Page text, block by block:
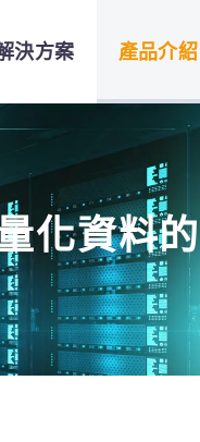
決方案 產品介紹
化資料